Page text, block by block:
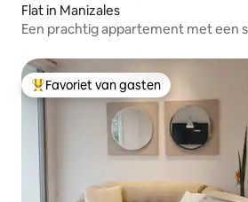
Flat in Manizales
Een prachtig appartement met een
Topfavoriet van gasten
Favoriet van gasten